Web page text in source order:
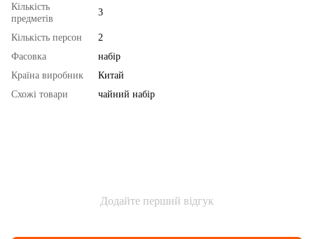
Кількість
предметів
3
Кількість персон
2
Фасовка
набір
Країна виробник
Китай
Схожі товари
чайний набір
Додайте перший відгук